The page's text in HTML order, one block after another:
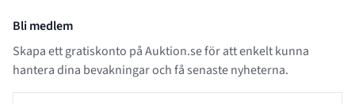
Bli medlem
Skapa ett gratiskonto på Auktion.se för att enkelt kunna
hantera dina bevakningar och få senaste nyheterna.